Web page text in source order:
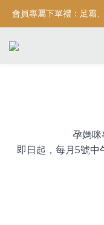
按摩系列滿$3000元，
會員專屬下單禮：足霜
按摩系列滿$3000元，
孕媽咪
即日起，每月5號